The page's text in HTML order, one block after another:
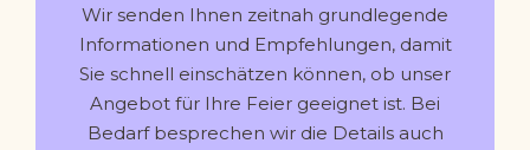
Wir senden Ihnen zeitnah grundlegende
Informationen und Empfehlungen, damit
Sie schnell einschätzen können, ob unser
Angebot für Ihre Feier geeignet ist. Bei
Bedarf besprechen wir die Details auch